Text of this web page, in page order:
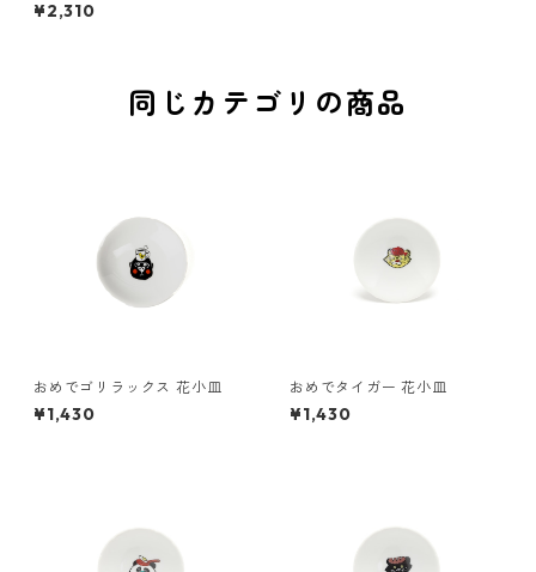
¥2,310
同じカテゴリの商品
おめでゴリラックス 花小皿
¥1,430
おめでタイガー 花小皿
¥1,430